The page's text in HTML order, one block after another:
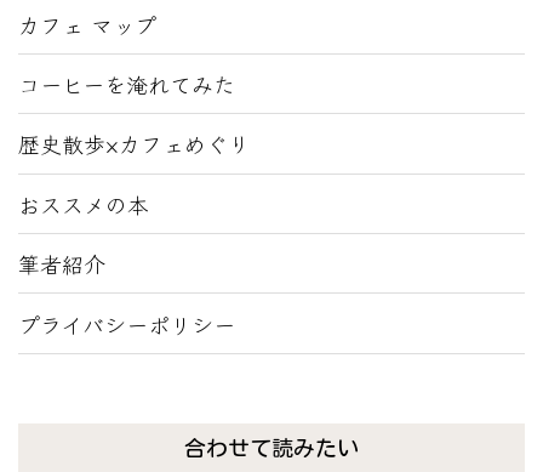
カフェ マップ
コーヒーを淹れてみた
歴史散歩×カフェめぐり
おススメの本
筆者紹介
プライバシーポリシー
合わせて読みたい